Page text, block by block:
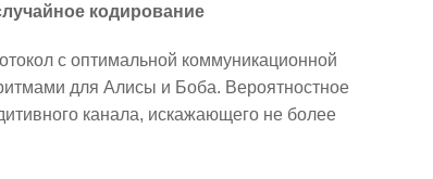
кодирование
с оптимальной коммуникационной
для Алисы и Боба. Вероятностное
канала, искажающего не более